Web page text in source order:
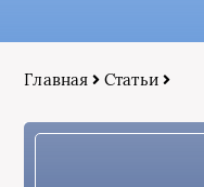
Главная Статьи